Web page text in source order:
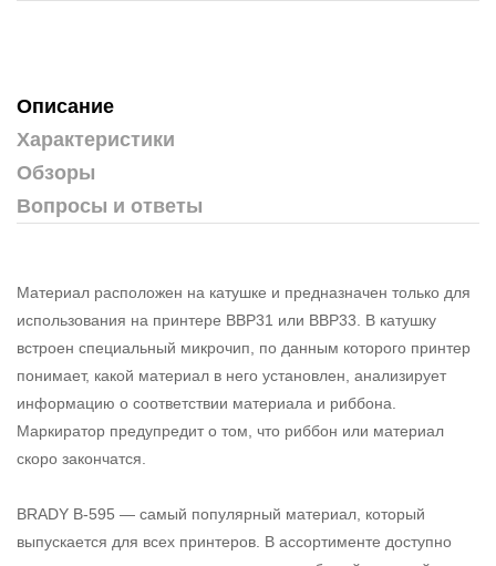
Описание
Характеристики
Обзоры
Вопросы и ответы
Материал расположен на катушке и предназначен только для
использования на принтере BBP31 или BBP33. В катушку
встроен специальный микрочип, по данным которого принтер
понимает, какой материал в него установлен, анализирует
информацию о соответствии материала и риббона.
Маркиратор предупредит о том, что риббон или материал
скоро закончатся.
BRADY B-595 — самый популярный материал, который
выпускается для всех принтеров. В ассортименте доступно